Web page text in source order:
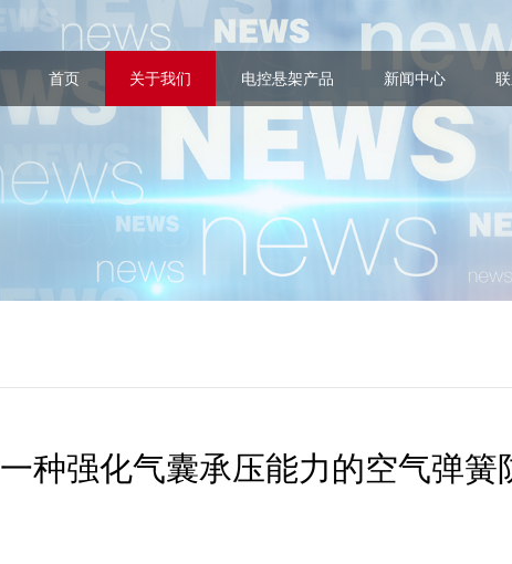
首页 关于我们 电控悬架产品 新闻中心
一种强化气囊承压能力的空气弹簧